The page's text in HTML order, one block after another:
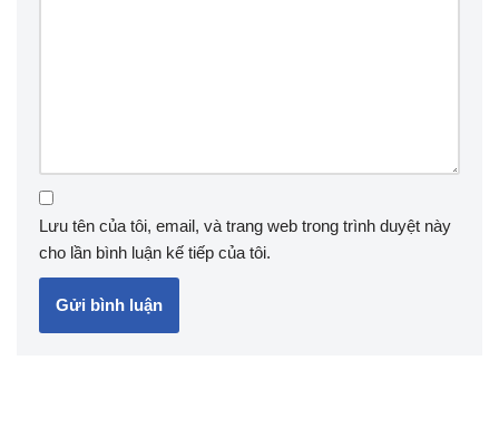
Lưu tên của tôi, email, và trang web trong trình duyệt này
cho lần bình luận kế tiếp của tôi.